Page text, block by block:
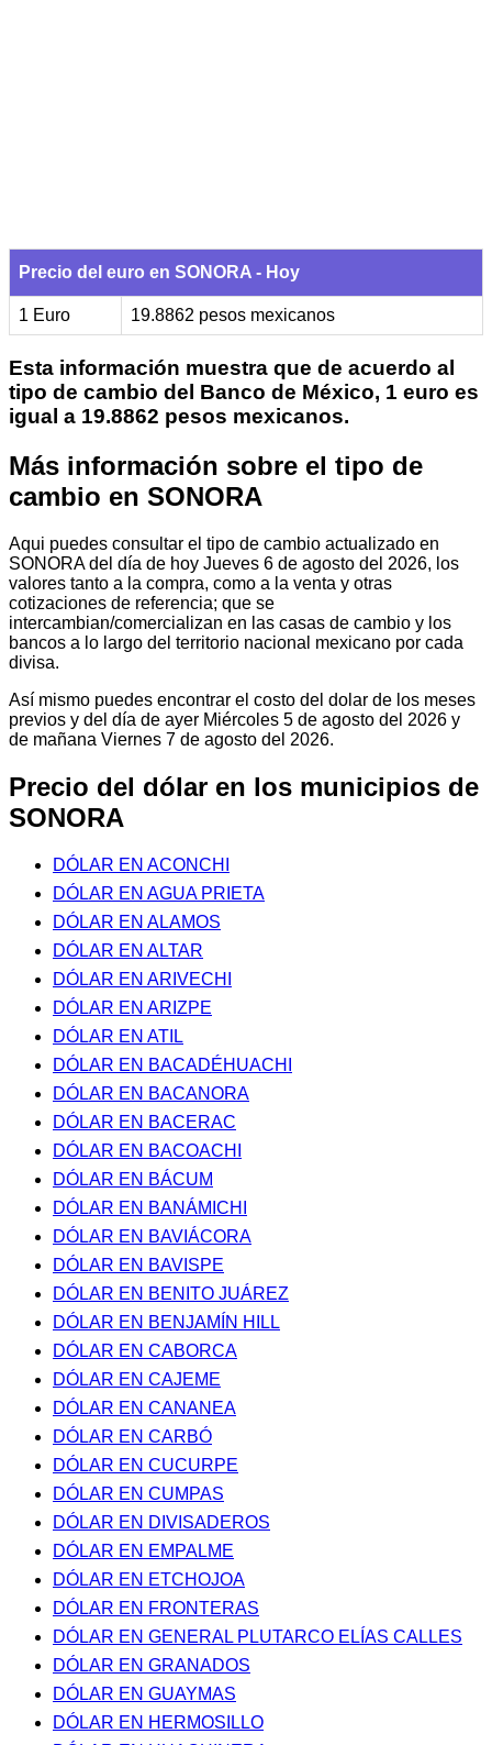
Precio del euro en SONORA - Hoy
1 Euro 19.8862 pesos mexicanos
Esta información muestra que de acuerdo al
tipo de cambio del Banco de México, 1 euro es
igual a 19.8862 pesos mexicanos.
Más información sobre el tipo de
cambio en SONORA
Aqui puedes consultar el tipo de cambio actualizado en
SONORA del día de hoy Jueves 6 de agosto del 2026, los
valores tanto a la compra, como a la venta y otras
cotizaciones de referencia; que se
intercambian/comercializan en las casas de cambio y los
bancos a lo largo del territorio nacional mexicano por cada
divisa.
Así mismo puedes encontrar el costo del dolar de los meses
previos y del día de ayer Miércoles 5 de agosto del 2026 y
de mañana Viernes 7 de agosto del 2026.
Precio del dólar en los municipios de
SONORA
DÓLAR EN ACONCHI
DÓLAR EN AGUA PRIETA
DÓLAR EN ALAMOS
DÓLAR EN ALTAR
DÓLAR EN ARIVECHI
DÓLAR EN ARIZPE
DÓLAR EN ATIL
DÓLAR EN BACADÉHUACHI
DÓLAR EN BACANORA
DÓLAR EN BACERAC
DÓLAR EN BACOACHI
DÓLAR EN BÁCUM
DÓLAR EN BANÁMICHI
DÓLAR EN BAVIÁCORA
DÓLAR EN BAVISPE
DÓLAR EN BENITO JUÁREZ
DÓLAR EN BENJAMÍN HILL
DÓLAR EN CABORCA
DÓLAR EN CAJEME
DÓLAR EN CANANEA
DÓLAR EN CARBÓ
DÓLAR EN CUCURPE
DÓLAR EN CUMPAS
DÓLAR EN DIVISADEROS
DÓLAR EN EMPALME
DÓLAR EN ETCHOJOA
DÓLAR EN FRONTERAS
DÓLAR EN GENERAL PLUTARCO ELÍAS CALLES
DÓLAR EN GRANADOS
DÓLAR EN GUAYMAS
DÓLAR EN HERMOSILLO